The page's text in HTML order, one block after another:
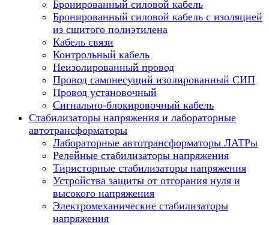
Бронированный силовой кабель
Бронированный силовой кабель с изоляцией
из сшитого полиэтилена
Кабель связи
Контрольный кабель
Неизолированный провод
Провод самонесущий изолированный СИП
Провод установочный
Сигнально-блокировочный кабель
Стабилизаторы напряжения и лабораторные
автотрансформаторы
Лабораторные автотрансформаторы ЛАТРы
Релейные стабилизаторы напряжения
Тиристорные стабилизаторы напряжения
Устройства защиты от отгорания нуля и
высокого напряжения
Электромеханические стабилизаторы
напряжения